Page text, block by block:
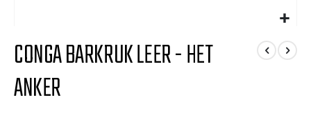
naar
het
begin
van
CONGA BARKRUK LEER - HET
ANKER